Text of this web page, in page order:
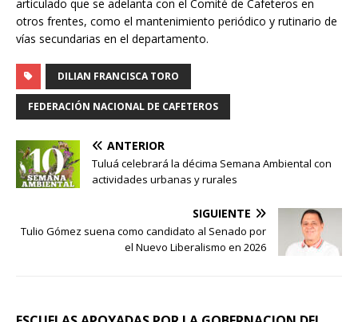
articulado que se adelanta con el Comité de Cafeteros en
otros frentes, como el mantenimiento periódico y rutinario de
vías secundarias en el departamento.
DILIAN FRANCISCA TORO
FEDERACIÓN NACIONAL DE CAFETEROS
ANTERIOR
Tuluá celebrará la décima Semana Ambiental con
actividades urbanas y rurales
SIGUIENTE
Tulio Gómez suena como candidato al Senado por
el Nuevo Liberalismo en 2026